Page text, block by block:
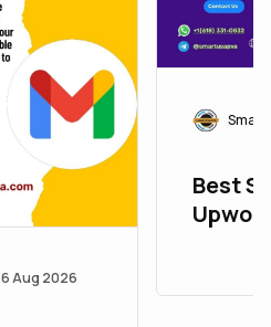
6 Aug 2026
Best